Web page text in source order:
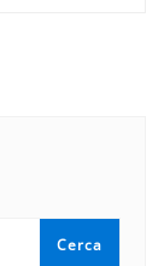
Cerca